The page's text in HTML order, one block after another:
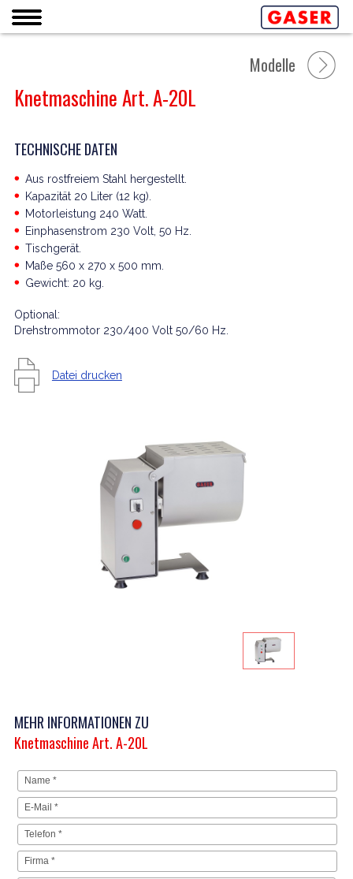
Knetmaschine Art. A-20L
Modelle
TECHNISCHE DATEN
Aus rostfreiem Stahl hergestellt.
Kapazität 20 Liter (12 kg).
Motorleistung 240 Watt.
Einphasenstrom 230 Volt, 50 Hz.
Tischgerät.
Maße 560 x 270 x 500 mm.
Gewicht: 20 kg.
Optional:
Drehstrommotor 230/400 Volt 50/60 Hz.
Datei drucken
MEHR INFORMATIONEN ZU
Knetmaschine Art. A-20L